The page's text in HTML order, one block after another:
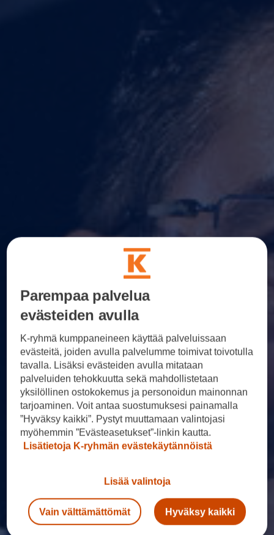
Parempaa palvelua
evästeiden avulla
K-ryhmä kumppaneineen käyttää palveluissaan
evästeitä, joiden avulla palvelumme toimivat toivotulla
tavalla. Lisäksi evästeiden avulla mitataan
palveluiden tehokkuutta sekä mahdollistetaan
yksilöllinen ostokokemus ja personoidun mainonnan
tarjoaminen. Voit antaa suostumuksesi painamalla
”Hyväksy kaikki”. Pystyt muuttamaan valintojasi
myöhemmin ”Evästeasetukset”-linkin kautta.
Lisätietoja K-ryhmän evästekäytännöistä
Lisää valintoja
Vain välttämättömät Hyväksy kaikki